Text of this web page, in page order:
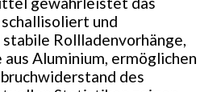
und
Rollladenvorhänge,
Aluminium, ermöglichen
des